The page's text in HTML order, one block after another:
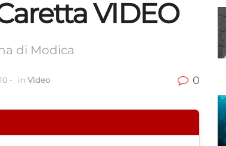
VIDEO
di Modica
- in Video 0